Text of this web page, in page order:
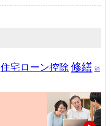
住宅ローン控除 修繕 消